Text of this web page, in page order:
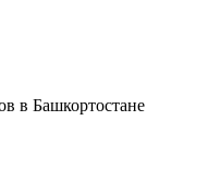
в Башкортостане